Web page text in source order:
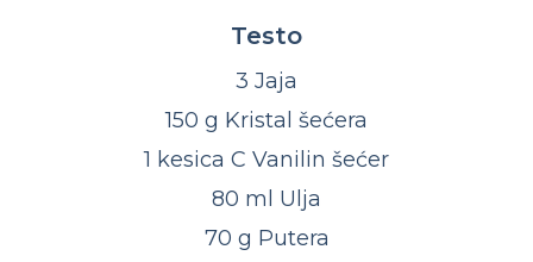
Testo
3 Jaja
150 g Kristal šećera
1 kesica C Vanilin šećer
80 ml Ulja
70 g Putera